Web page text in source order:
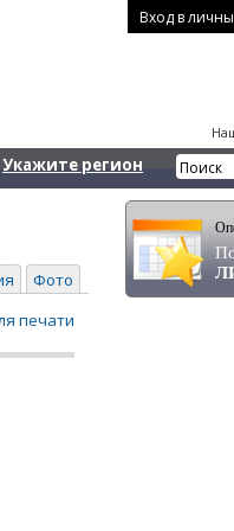
Вход в
Укажите регион
Фото
печати